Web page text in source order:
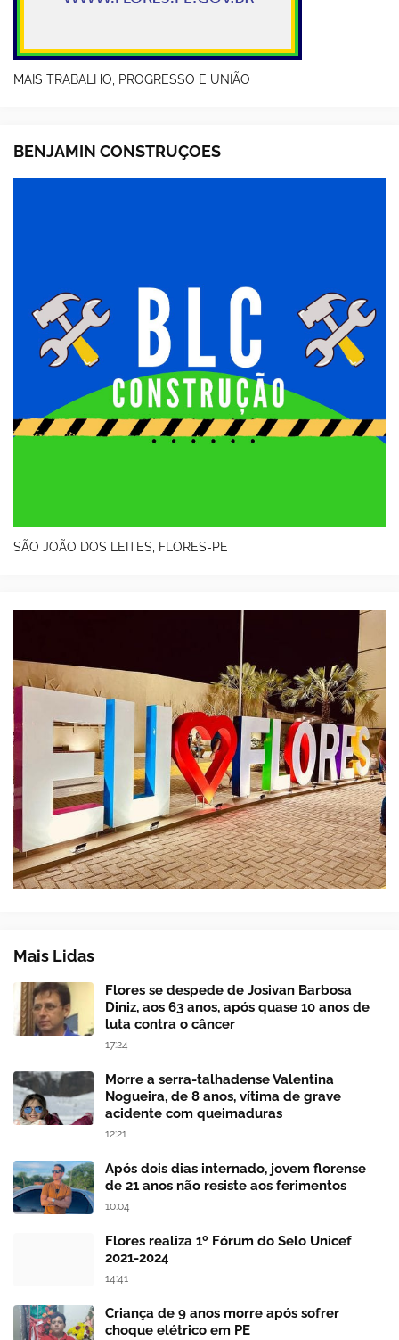
MAIS TRABALHO, PROGRESSO E UNIÃO
BENJAMIN CONSTRUÇOES
SÃO JOÃO DOS LEITES, FLORES-PE
Mais Lidas
Flores se despede de Josivan Barbosa
Diniz, aos 63 anos, após quase 10 anos de
luta contra o câncer
17:24
Morre a serra-talhadense Valentina
Nogueira, de 8 anos, vítima de grave
acidente com queimaduras
12:21
Após dois dias internado, jovem florense
de 21 anos não resiste aos ferimentos
10:04
Flores realiza 1º Fórum do Selo Unicef
2021-2024
14:41
Criança de 9 anos morre após sofrer
choque elétrico em PE